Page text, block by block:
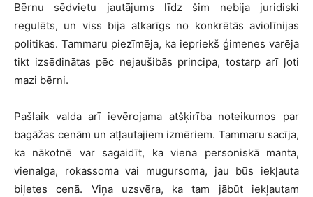
Bērnu sēdvietu jautājums līdz šim nebija juridiski
regulēts, un viss bija atkarīgs no konkrētās aviolīnijas
politikas. Tammaru piezīmēja, ka iepriekš ģimenes varēja
tikt izsēdinātas pēc nejaušibās principa, tostarp arī ļoti
mazi bērni.
Pašlaik valda arī ievērojama atšķirība noteikumos par
bagāžas cenām un atļautajiem izmēriem. Tammaru sacīja,
ka nākotnē var sagaidīt, ka viena personiskā manta,
vienalga, rokassoma vai mugursoma, jau būs iekļauta
biļetes cenā. Viņa uzsvēra, ka tam jābūt iekļautam